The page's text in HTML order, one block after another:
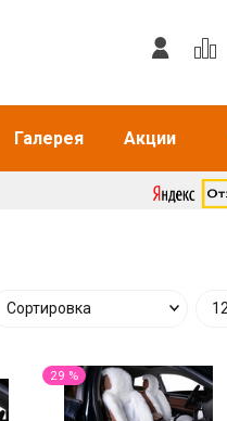
Галерея Акции
29 %